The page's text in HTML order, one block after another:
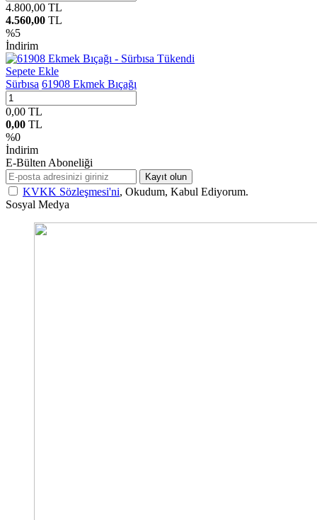
4.800,00 TL
4.560,00 TL
%5
İndirim
Tükendi
Sepete Ekle
Sürbısa 61908 Ekmek Bıçağı
0,00 TL
0,00 TL
%0
İndirim
E-Bülten Aboneliği
Kayıt olun
KVKK Sözleşmesi'ni, Okudum, Kabul Ediyorum.
Sosyal Medya